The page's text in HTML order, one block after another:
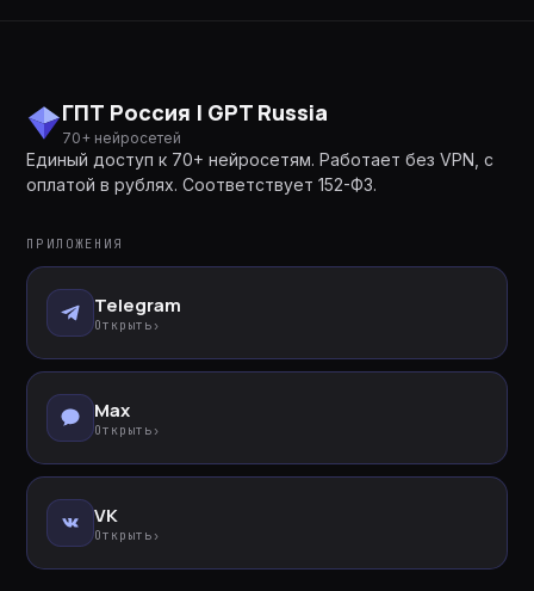
ГПТ Россия | GPT Russia
70+ нейросетей
Единый доступ к 70+ нейросетям. Работает без VPN, с
оплатой в рублях. Соответствует 152-ФЗ.
ПРИЛОЖЕНИЯ
Telegram
Открыть ›
Max
Открыть ›
VK
Открыть ›